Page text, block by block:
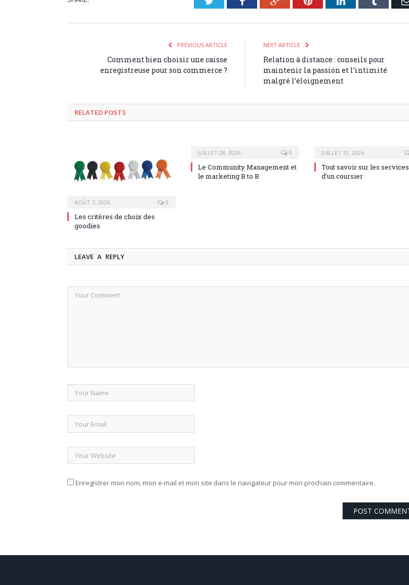
PREVIOUS ARTICLE
Comment bien choisir une caisse
enregistreuse pour son commerce ?
NEXT ARTICLE
Relation à distance : conseils pour
maintenir la passion et l’intimité
malgré l’éloignement
RELATED POSTS
AOÛT 7, 2026 0
Les critères de choix des
goodies
JUILLET 28, 2026 0
Le Community Management et
le marketing B to B
JUILLET 12, 2026
Tout savoir sur les services
d’un coursier
LEAVE A REPLY
Enregistrer mon nom, mon e-mail et mon site dans le navigateur pour mon prochain commentaire.